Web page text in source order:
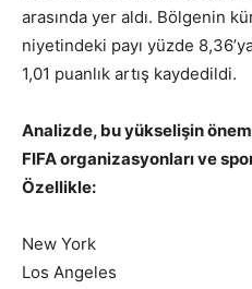
arasında yer aldı. Bölgenin
niyetindeki payı yüzde
1,01 puanlık artış kaydedildi.
Analizde, bu yükselişin
FIFA organizasyonları ve
Özellikle:
New York
Los Angeles